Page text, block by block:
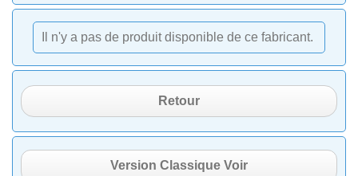
Il n'y a pas de produit disponible de ce fabricant.
Retour
Version Classique Voir